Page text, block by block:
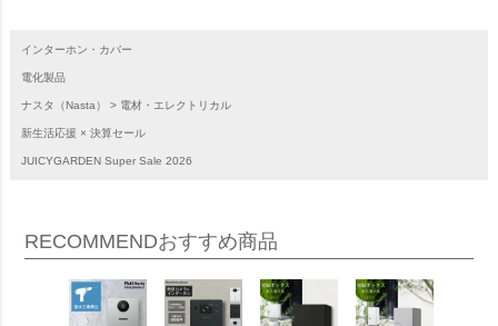
インターホン・カバー
電化製品
ナスタ（Nasta） 電材・エレクトリカル
新生活応援 × 決算セール
JUICYGARDEN Super Sale 2026
RECOMMENDおすすめ商品